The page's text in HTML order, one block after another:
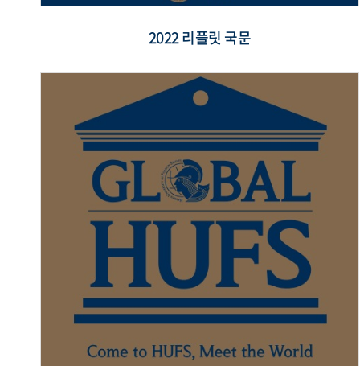
2022 리플릿 국문